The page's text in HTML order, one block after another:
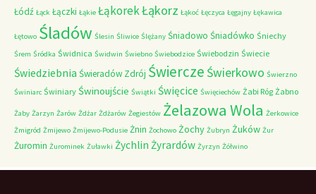
Łódź Łąck Łączki Łąkie ŁąkorekŁąkorz Łąkoć Łęczyca Łęgajny Łękawica
Łętowo Śladów Ślesin Śliwice Ślężany Śniadowo Śniadówko Śniechy
Śrem Śródka Świdnica Świdwin Świebno Świebodzice Świebodzin Świecie
Świedziebnia Świeradów Zdrój Świercze Świerkowo Świerzno
Świniarc Świniary Świnoujście Świątki Święcice Święciechów Żabi Róg Żabno
Żaby Żarzyn Żarów Żdżar Żdżarów Żegiestów Żelazowa Wola Żerkowice
Żmigród Żmijewo Żmijewo-Podusie Żnin Żochowo Żochy Żubryn Żuków Żur
Żuromin Żurominek Żuławki Żychlin Żyrardów Żyrzyn Żółwino